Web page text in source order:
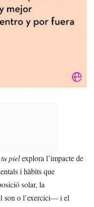
pielexplora l’impacte de
i hàbits que
solar, la
son o l’exercici— i el